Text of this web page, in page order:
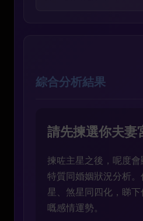
綜合分析結果
請先揀選你夫妻
揀咗主星之後，呢度
特質同婚姻狀況分析
星、煞星同四化，睇
嘅感情運勢。